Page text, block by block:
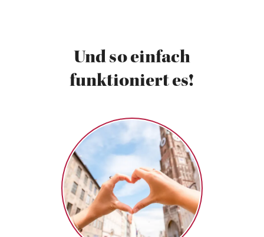
Und so einfach
funktioniert es!